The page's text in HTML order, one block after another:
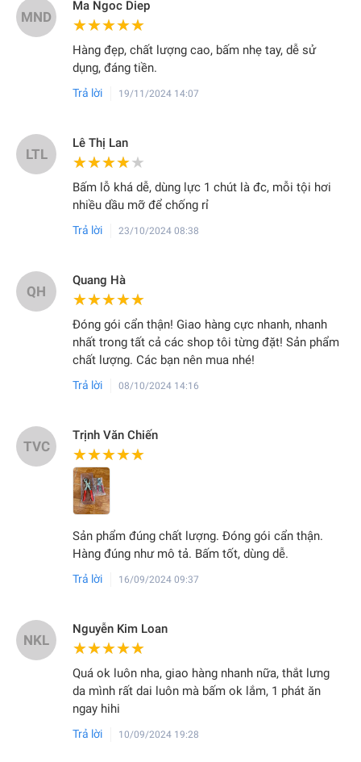
MND
Ma Ngoc Diep
★★★★★
★★★★★
Hàng đẹp, chất lượng cao, bấm nhẹ tay, dễ sử
dụng, đáng tiền.
Trả lời 19/11/2024 14:07
LTL
Lê Thị Lan
★★★★★
★★★★★
Bấm lỗ khá dễ, dùng lực 1 chút là đc, mỗi tội hơi
nhiều dầu mỡ để chống rỉ
Trả lời 23/10/2024 08:38
QH
Quang Hà
★★★★★
★★★★★
Đóng gói cẩn thận! Giao hàng cực nhanh, nhanh
nhất trong tất cả các shop tôi từng đặt! Sản phẩm
chất lượng. Các bạn nên mua nhé!
Trả lời 08/10/2024 14:16
TVC
Trịnh Văn Chiến
★★★★★
★★★★★
Sản phẩm đúng chất lượng. Đóng gói cẩn thận.
Hàng đúng như mô tả. Bấm tốt, dùng dễ.
Trả lời 16/09/2024 09:37
NKL
Nguyễn Kim Loan
★★★★★
★★★★★
Quá ok luôn nha, giao hàng nhanh nữa, thắt lưng
da mình rất dai luôn mà bấm ok lắm, 1 phát ăn
ngay hihi
Trả lời 10/09/2024 19:28